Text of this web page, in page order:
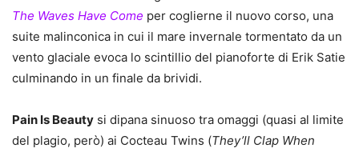
The Waves Have Come per coglierne il nuovo corso, una
suite malinconica in cui il mare invernale tormentato da un
vento glaciale evoca lo scintillio del pianoforte di Erik Satie
culminando in un finale da brividi.
Pain Is Beauty si dipana sinuoso tra omaggi (quasi al limite
del plagio, però) ai Cocteau Twins (They’ll Clap When